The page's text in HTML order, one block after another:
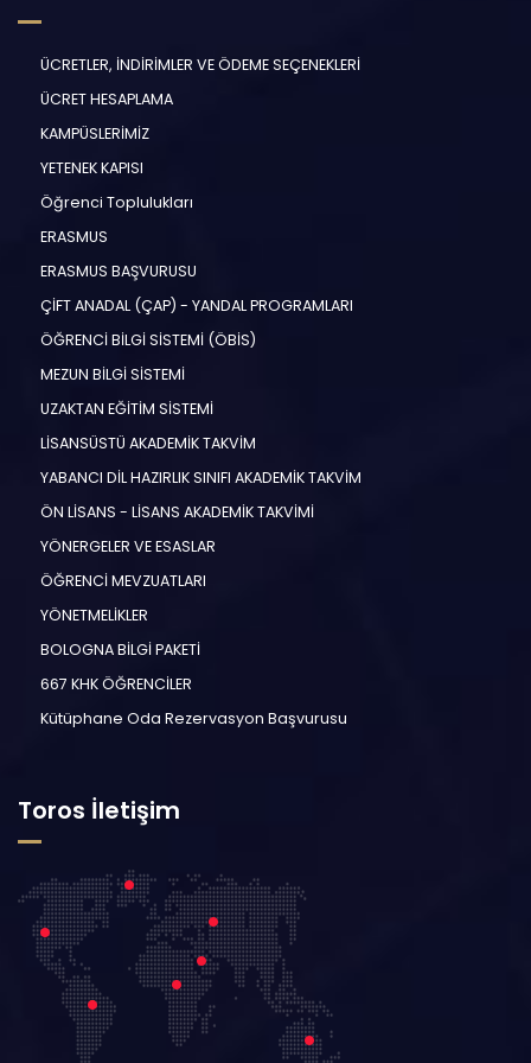
ÜCRETLER, İNDİRİMLER VE ÖDEME SEÇENEKLERİ
ÜCRET HESAPLAMA
KAMPÜSLERİMİZ
YETENEK KAPISI
Öğrenci Toplulukları
ERASMUS
ERASMUS BAŞVURUSU
ÇİFT ANADAL (ÇAP) - YANDAL PROGRAMLARI
ÖĞRENCİ BİLGİ SİSTEMİ (ÖBİS)
MEZUN BİLGİ SİSTEMİ
UZAKTAN EĞİTİM SİSTEMİ
LİSANSÜSTÜ AKADEMİK TAKVİM
YABANCI DİL HAZIRLIK SINIFI AKADEMİK TAKVİM
ÖN LİSANS - LİSANS AKADEMİK TAKVİMİ
YÖNERGELER VE ESASLAR
ÖĞRENCİ MEVZUATLARI
YÖNETMELİKLER
BOLOGNA BİLGİ PAKETİ
667 KHK ÖĞRENCİLER
Kütüphane Oda Rezervasyon Başvurusu
Toros İletişim